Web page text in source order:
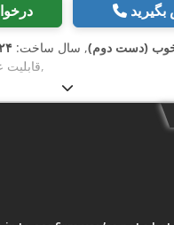
(دست دوم), سال ساخت:
,